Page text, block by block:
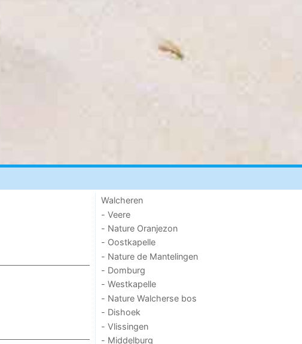
Walcheren
- Veere
- Nature Oranjezon
- Oostkapelle
- Nature de Mantelingen
- Domburg
- Westkapelle
- Nature Walcherse bos
- Dishoek
- Vlissingen
- Middelburg